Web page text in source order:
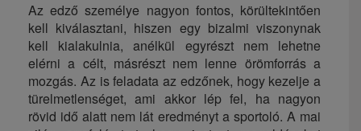
Az edző személye nagyon fontos, körültekintően
kell kiválasztani, hiszen egy bizalmi viszonynak
kell kialakulnia, anélkül egyrészt nem lehetne
elérni a célt, másrészt nem lenne örömforrás a
mozgás. Az is feladata az edzőnek, hogy kezelje a
türelmetlenséget, ami akkor lép fel, ha nagyon
rövid idő alatt nem lát eredményt a sportoló. A mai